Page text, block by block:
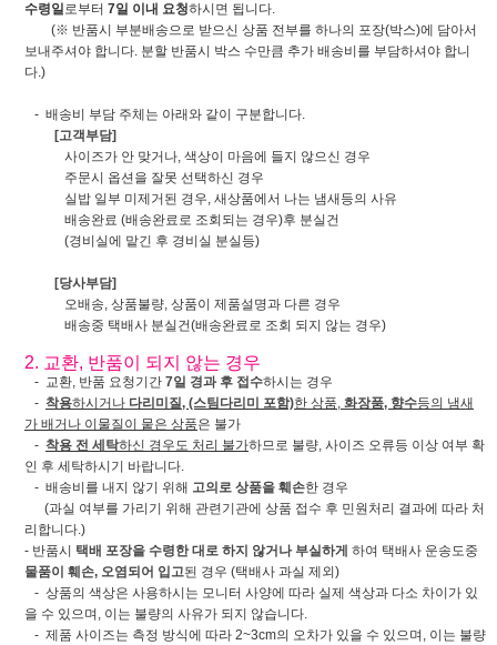
수령일로부터 7일 이내 요청하시면 됩니다.
(※ 반품시 부분배송으로 받으신 상품 전부를 하나의 포장(박스)에 담아서
보내주셔야 합니다. 분할 반품시 박스 수만큼 추가 배송비를 부담하셔야 합니
다.)
- 배송비 부담 주체는 아래와 같이 구분합니다.
[고객부담]
사이즈가 안 맞거나, 색상이 마음에 들지 않으신 경우
주문시 옵션을 잘못 선택하신 경우
실밥 일부 미제거된 경우, 새상품에서 나는 냄새등의 사유
배송완료 (배송완료로 조회되는 경우)후 분실건
(경비실에 맡긴 후 경비실 분실등)
[당사부담]
오배송, 상품불량, 상품이 제품설명과 다른 경우
배송중 택배사 분실건(배송완료로 조회 되지 않는 경우)
2. 교환, 반품이 되지 않는 경우
- 교환, 반품 요청기간 7일 경과 후 접수하시는 경우
- 착용하시거나 다리미질, (스팀다리미 포함)한 상품, 화장품, 향수등의 냄새
가 배거나 이물질이 뭍은 상품은 불가
- 착용 전 세탁하신 경우도 처리 불가하므로 불량, 사이즈 오류등 이상 여부 확
인 후 세탁하시기 바랍니다.
- 배송비를 내지 않기 위해 고의로 상품을 훼손한 경우
(과실 여부를 가리기 위해 관련기관에 상품 접수 후 민원처리 결과에 따라 처
리합니다.)
- 반품시 택배 포장을 수령한 대로 하지 않거나 부실하게 하여 택배사 운송도중
물품이 훼손, 오염되어 입고된 경우 (택배사 과실 제외)
- 상품의 색상은 사용하시는 모니터 사양에 따라 실제 색상과 다소 차이가 있
을 수 있으며, 이는 불량의 사유가 되지 않습니다.
- 제품 사이즈는 측정 방식에 따라 2~3cm의 오차가 있을 수 있으며, 이는 불량